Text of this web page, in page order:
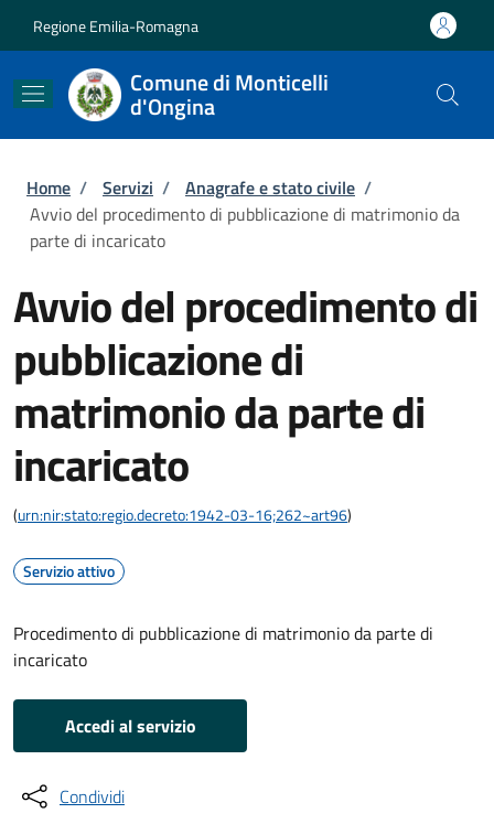
Regione Emilia-Romagna
Comune di Monticelli
d'Ongina
Briciole di pane
Home / Servizi / Anagrafe e stato civile /
Avvio del procedimento di pubblicazione di matrimonio da
parte di incaricato
Avvio del procedimento di
pubblicazione di
matrimonio da parte di
incaricato
(urn:nir:stato:regio.decreto:1942-03-16;262~art96)
Servizio attivo
Procedimento di pubblicazione di matrimonio da parte di
incaricato
Accedi al servizio
Condividi